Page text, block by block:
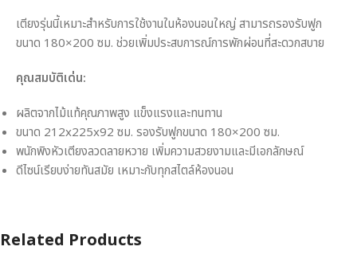
เตียงรุ่นนี้เหมาะสำหรับการใช้งานในห้องนอนใหญ่ สามารถรองรับฟูก
ขนาด 180×200 ซม. ช่วยเพิ่มประสบการณ์การพักผ่อนที่สะดวกสบาย
คุณสมบัติเด่น:
ผลิตจากไม้แท้คุณภาพสูง แข็งแรงและทนทาน
ขนาด 212x225x92 ซม. รองรับฟูกขนาด 180×200 ซม.
พนักพิงหัวเตียงลวดลายหวาย เพิ่มความสวยงามและมีเอกลักษณ์
ดีไซน์เรียบง่ายทันสมัย เหมาะกับทุกสไตล์ห้องนอน
Related Products